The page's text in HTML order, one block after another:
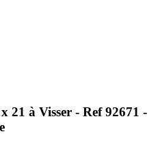
21 à Visser - Ref 92671 -